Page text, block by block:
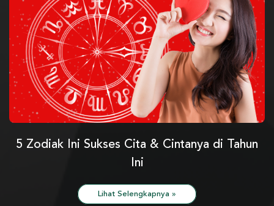
5 Zodiak Ini Sukses Cita & Cintanya di Tahun
Ini
Lihat Selengkapnya »